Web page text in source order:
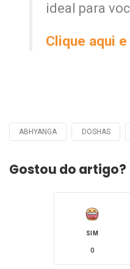
ideal para
Clique aqui
Tagged
ABHYANGA DOSHAS
Gostou do artigo?
SIM
0